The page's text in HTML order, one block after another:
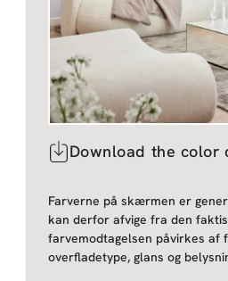
Download the color
Farverne på skærmen er
kan derfor afvige fra den
farvemodtagelsen påvirkes af
overfladetype, glans og